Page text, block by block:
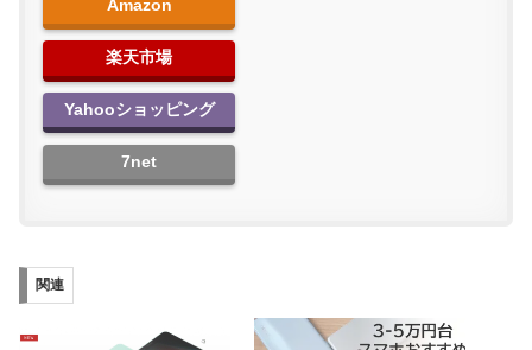
Amazon
楽天市場
Yahooショッピング
7net
関連